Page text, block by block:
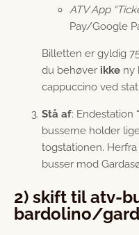
ATV App
Pay/Google
Billetten er gyldig
du behøver ikke ny
cappuccino ved
Stå af: Endestation “
busserne holder
togstationen.
busser mod
2) skift til atv-
bardolino/